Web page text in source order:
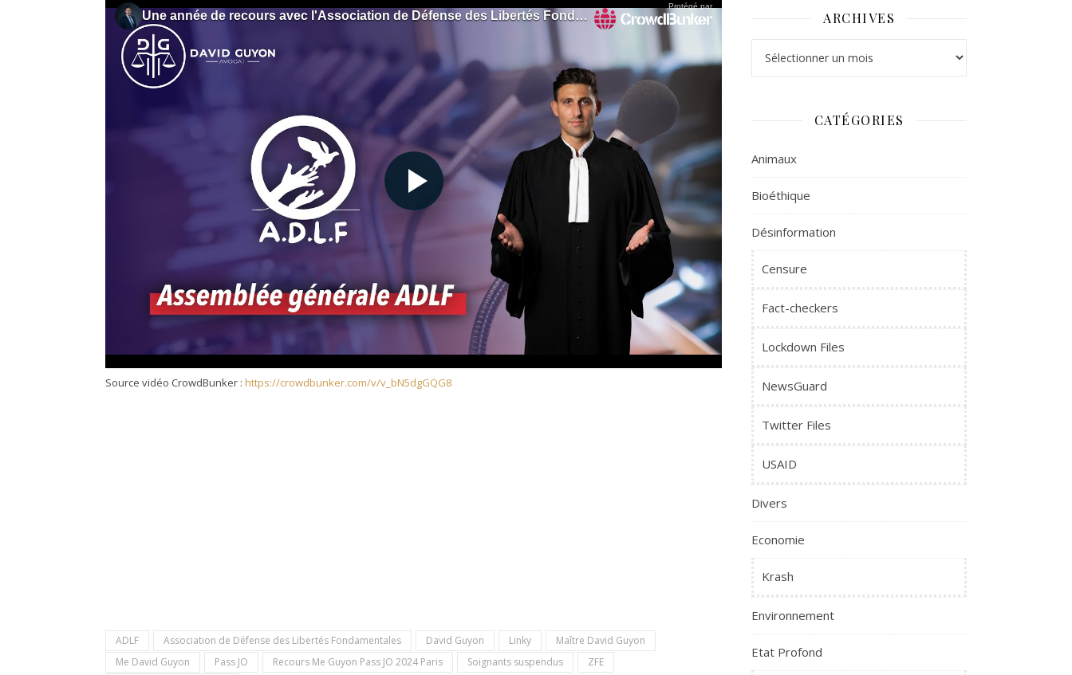
Source vidéo CrowdBunker : https://crowdbunker.com/v/v_bN5dgGQG8
ADLF Association de Défense des Libertés Fondamentales David Guyon Linky
Maître David Guyon
Me David Guyon
Pass JO Recours Me Guyon Pass JO 2024 Paris Soignants suspendus
ZFE
ARCHIVES
CATÉGORIES
Animaux
Bioéthique
Désinformation
Censure
Fact-checkers
Lockdown Files
NewsGuard
Twitter Files
USAID
Divers
Economie
Krash
Environnement
Etat Profond